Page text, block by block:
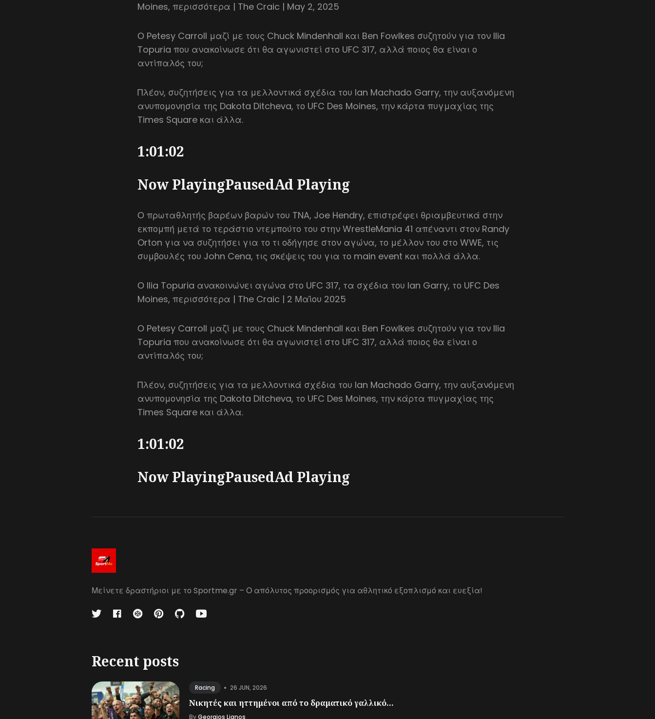
Moines, περισσότερα | The Craic | May 2, 2025
Ο Petesy Carroll μαζί με τους Chuck Mindenhall και Ben Fowlkes συζητούν για τον Ilia
Topuria που ανακοίνωσε ότι θα αγωνιστεί στο UFC 317, αλλά ποιος θα είναι ο
αντίπαλός του;
Πλέον, συζητήσεις για τα μελλοντικά σχέδια του Ian Machado Garry, την αυξανόμενη
ανυπομονησία της Dakota Ditcheva, το UFC Des Moines, την κάρτα πυγμαχίας της
Times Square και άλλα.
1:01:02
Now PlayingPausedAd Playing
Ο πρωταθλητής βαρέων βαρών του TNA, Joe Hendry, επιστρέφει θριαμβευτικά στην
εκπομπή μετά το τεράστιο ντεμπούτο του στην WrestleMania 41 απέναντι στον Randy
Orton για να συζητήσει για το τι οδήγησε στον αγώνα, το μέλλον του στο WWE, τις
συμβουλές του John Cena, τις σκέψεις του για το main event και πολλά άλλα.
Ο Ilia Topuria ανακοινώνει αγώνα στο UFC 317, τα σχέδια του Ian Garry, το UFC Des
Moines, περισσότερα | The Craic | 2 Μαΐου 2025
Ο Petesy Carroll μαζί με τους Chuck Mindenhall και Ben Fowlkes συζητούν για τον Ilia
Topuria που ανακοίνωσε ότι θα αγωνιστεί στο UFC 317, αλλά ποιος θα είναι ο
αντίπαλός του;
Πλέον, συζητήσεις για τα μελλοντικά σχέδια του Ian Machado Garry, την αυξανόμενη
ανυπομονησία της Dakota Ditcheva, το UFC Des Moines, την κάρτα πυγμαχίας της
Times Square και άλλα.
1:01:02
Now PlayingPausedAd Playing
Μείνετε δραστήριοι με το Sportme.gr – Ο απόλυτος προορισμός για αθλητικό εξοπλισμό και ευεξία!
Recent posts
Racing • 26 JUN, 2026
Νικητές και ηττημένοι από το δραματικό γαλλικό...
ByGeorgios Lianos